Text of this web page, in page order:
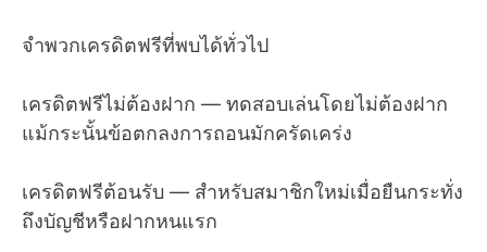
จำพวกเครดิตฟรีที่พบได้ทั่วไป
เครดิตฟรีไม่ต้องฝาก — ทดสอบเล่นโดยไม่ต้องฝาก
แม้กระนั้นข้อตกลงการถอนมักครัดเคร่ง
เครดิตฟรีต้อนรับ — สำหรับสมาชิกใหม่เมื่อยืนกระทั่ง
ถึงบัญชีหรือฝากหนแรก